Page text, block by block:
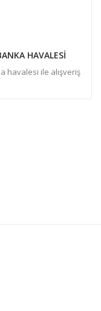
HAVALESİ
havalesi ile alışveriş